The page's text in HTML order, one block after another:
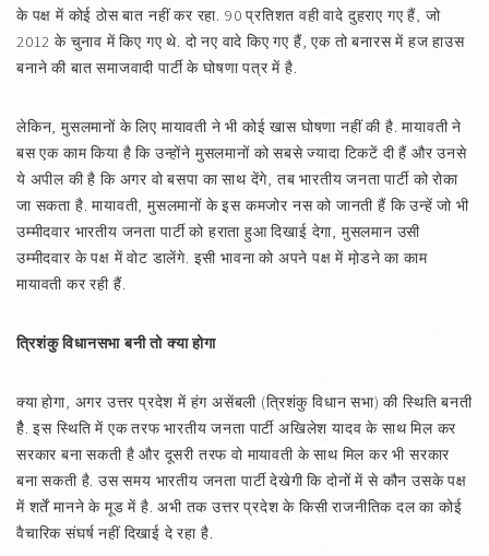
के पक्ष में कोई ठोस बात नहीं कर रहा. 90 प्रतिशत वही वादे दुहराए गए हैं, जो
2012 के चुनाव में किए गए थे. दो नए वादे किए गए हैं, एक तो बनारस में हज हाउस
बनाने की बात समाजवादी पार्टी के घोषणा पत्र में है.
लेकिन, मुसलमानों के लिए मायावती ने भी कोई खास घोषणा नहीं की है. मायावती ने
बस एक काम किया है कि उन्होंने मुसलमानों को सबसे ज्यादा टिकटें दी हैं और उनसे
ये अपील की है कि अगर वो बसपा का साथ देंगे, तब भारतीय जनता पार्टी को रोका
जा सकता है. मायावती, मुसलमानों के इस कमजोर नस को जानती हैं कि उन्हें जो भी
उम्मीदवार भारतीय जनता पार्टी को हराता हुआ दिखाई देगा, मुसलमान उसी
उम्मीदवार के पक्ष में वोट डालेंगे. इसी भावना को अपने पक्ष में मो़डने का काम
मायावती कर रही हैं.
त्रिशंकु विधानसभा बनी तो क्या होगा
क्या होगा, अगर उत्तर प्रदेश में हंग असेंबली (त्रिशंकु विधान सभा) की स्थिति बनती
हैै. इस स्थिति में एक तरफ भारतीय जनता पार्टी अखिलेश यादव के साथ मिल कर
सरकार बना सकती है और दूसरी तरफ वो मायावती के साथ मिल कर भी सरकार
बना सकती है. उस समय भारतीय जनता पार्टी देखेगी कि दोनों में से कौन उसके पक्ष
में शर्तें मानने के मूड में है. अभी तक उत्तर प्रदेश के किसी राजनीतिक दल का कोई
वैचारिक संघर्ष नहीं दिखाई दे रहा है.